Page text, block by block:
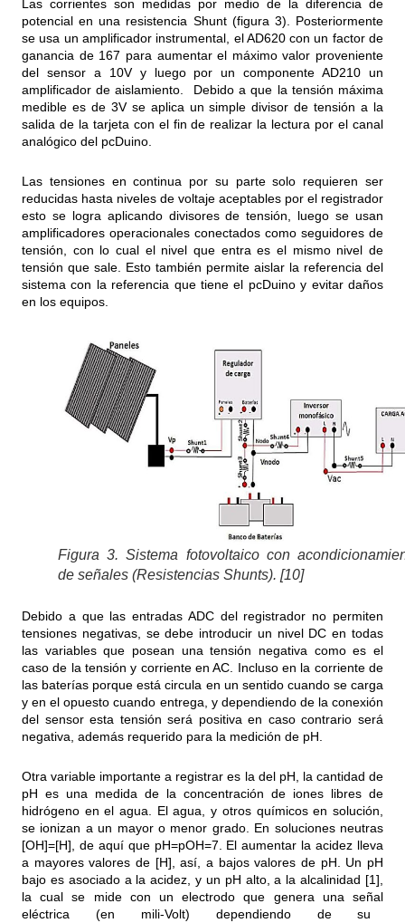
Las corrientes son medidas por medio de la diferencia de
potencial en una resistencia Shunt (figura 3). Posteriormente
se usa un amplificador instrumental, el AD620 con un factor de
ganancia de 167 para aumentar el máximo valor proveniente
del sensor a 10V y luego por un componente AD210 un
amplificador de aislamiento. Debido a que la tensión máxima
medible es de 3V se aplica un simple divisor de tensión a la
salida de la tarjeta con el fin de realizar la lectura por el canal
analógico del pcDuino.
Las tensiones en continua por su parte solo requieren ser
reducidas hasta niveles de voltaje aceptables por el registrador
esto se logra aplicando divisores de tensión, luego se usan
amplificadores operacionales conectados como seguidores de
tensión, con lo cual el nivel que entra es el mismo nivel de
tensión que sale. Esto también permite aislar la referencia del
sistema con la referencia que tiene el pcDuino y evitar daños
en los equipos.
Figura 3. Sistema fotovoltaico con
de señales (Resistencias Shunts). [10]
Debido a que las entradas ADC del registrador no permiten
tensiones negativas, se debe introducir un nivel DC en todas
las variables que posean una tensión negativa como es el
caso de la tensión y corriente en AC. Incluso en la corriente de
las baterías porque está circula en un sentido cuando se carga
y en el opuesto cuando entrega, y dependiendo de la conexión
del sensor esta tensión será positiva en caso contrario será
negativa, además requerido para la medición de pH.
Otra variable importante a registrar es la del pH, la cantidad de
pH es una medida de la concentración de iones libres de
hidrógeno en el agua. El agua, y otros químicos en solución,
se ionizan a un mayor o menor grado. En soluciones neutras
[OH]=[H], de aquí que pH=pOH=7. El aumentar la acidez lleva
a mayores valores de [H], así, a bajos valores de pH. Un pH
bajo es asociado a la acidez, y un pH alto, a la alcalinidad [1],
la cual se mide con un electrodo que genera una señal
eléctrica (en mili-Volt) dependiendo de su